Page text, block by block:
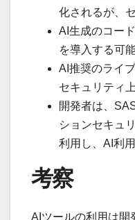
化されるが、
AI生成のコー
を導入する可
AI推奨のライ
セキュリティ
開発者は、
ションセキュ
利用し、AI利
考察
AIツールの利用は開